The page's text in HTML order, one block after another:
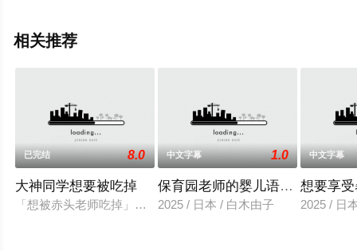
相关推荐
已完结 8.0
大神同学想要被吃掉
「想被赤头老师吃掉」被大街小巷中传闻的「抢夺短裙大叔」
中文字幕 1.0
保育园老师的婴儿语让人超兴奋
2025 / 日本 / 白木由子
中文字幕
想要享
2025 / 日